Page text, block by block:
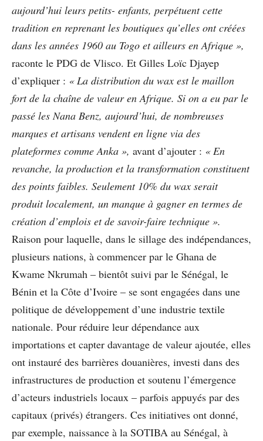
aujourd’hui leurs petits- enfants, perpétuent cette
tradition en reprenant les boutiques qu’elles ont créées
dans les années 1960 au Togo et ailleurs en Afrique »,
raconte le PDG de Vlisco. Et Gilles Loïc Djayep
d’expliquer : « La distribution du wax est le maillon
fort de la chaîne de valeur en Afrique. Si on a eu par le
passé les Nana Benz, aujourd’hui, de nombreuses
marques et artisans vendent en ligne via des
plateformes comme Anka », avant d’ajouter : « En
revanche, la production et la transformation constituent
des points faibles. Seulement 10% du wax serait
produit localement, un manque à gagner en termes de
création d’emplois et de savoir-faire technique ».
Raison pour laquelle, dans le sillage des indépendances,
plusieurs nations, à commencer par le Ghana de
Kwame Nkrumah – bientôt suivi par le Sénégal, le
Bénin et la Côte d’Ivoire – se sont engagées dans une
politique de développement d’une industrie textile
nationale. Pour réduire leur dépendance aux
importations et capter davantage de valeur ajoutée, elles
ont instauré des barrières douanières, investi dans des
infrastructures de production et soutenu l’émergence
d’acteurs industriels locaux – parfois appuyés par des
capitaux (privés) étrangers. Ces initiatives ont donné,
par exemple, naissance à la SOTIBA au Sénégal, à